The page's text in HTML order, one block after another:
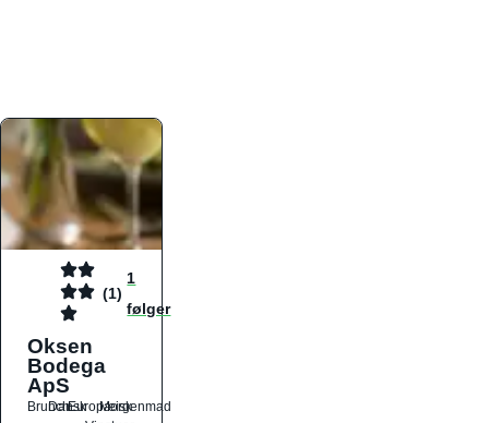
(1)
1
følger
Oksen
Bodega
ApS
Brunch
DanskEuropæiskMorgenmad